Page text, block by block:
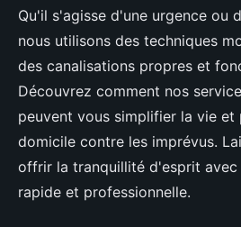
Qu'il s'agisse d'une urgence ou
nous utilisons des techniques
des canalisations propres et
Découvrez comment nos
peuvent vous simplifier la vie
domicile contre les imprévus.
offrir la tranquillité d'esprit avec
rapide et professionnelle.